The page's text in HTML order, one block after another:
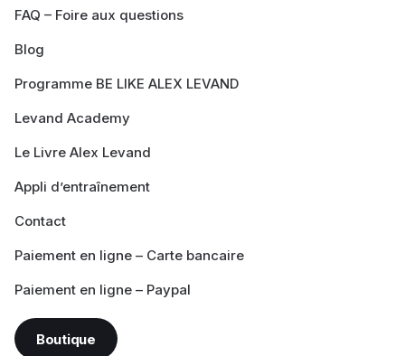
FAQ – Foire aux questions
Blog
Programme BE LIKE ALEX LEVAND
Levand Academy
Le Livre Alex Levand
Appli d’entraînement
Contact
Paiement en ligne – Carte bancaire
Paiement en ligne – Paypal
Boutique